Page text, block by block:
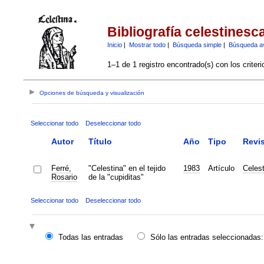
Bibliografía
Inicio| Mostrar todo| Búsqueda simple| Búsqueda
1–1 de 1 registro encontrado(s) con los
Opciones de búsqueda y visualización
Seleccionar todo Deseleccionar todo
Autor Título Año Tipo
Ferré,
Rosario
"Celestina" en el tejido
de la "cupiditas"
1983 Artículo
Seleccionar todo Deseleccionar todo
Todas las entradas
Sólo las entradas seleccionadas: